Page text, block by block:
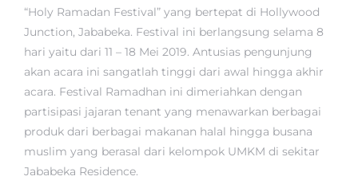
“Holy Ramadan Festival” yang bertepat di Hollywood
Junction, Jababeka. Festival ini berlangsung selama 8
hari yaitu dari 11 – 18 Mei 2019. Antusias pengunjung
akan acara ini sangatlah tinggi dari awal hingga akhir
acara. Festival Ramadhan ini dimeriahkan dengan
partisipasi jajaran tenant yang menawarkan berbagai
produk dari berbagai makanan halal hingga busana
muslim yang berasal dari kelompok UMKM di sekitar
Jababeka Residence.